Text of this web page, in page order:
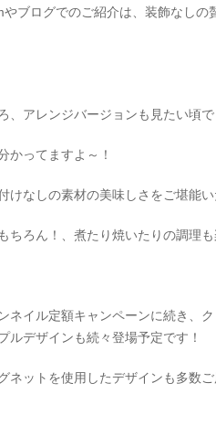
やブログでのご紹介は、装飾なしの
、アレンジバージョンも見たい頃
かってますよ～！
けなしの素材の美味しさをご堪能
ちろん！、煮たり焼いたりの調理
ネイル定額キャンペーンに続き、
ルデザインも続々登場予定です！
ネットを使用したデザインも多数